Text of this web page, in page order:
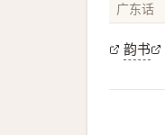
广东话
韵书